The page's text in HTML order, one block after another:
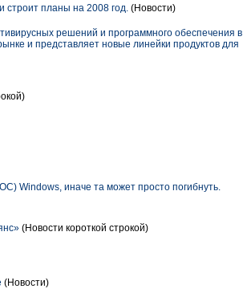
строит планы на 2008 год. (Новости)
решений и программного обеспечения в
и представляет новые линейки продуктов для
Windows, иначе та может просто погибнуть.
(Новости короткой строкой)
(Новости)